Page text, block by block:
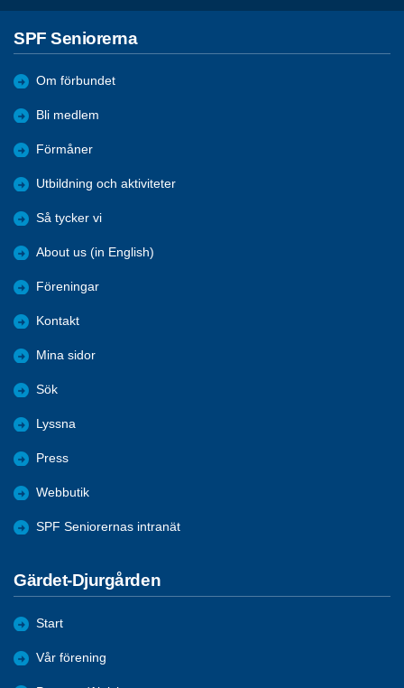
SPF Seniorerna
Om förbundet
Bli medlem
Förmåner
Utbildning och aktiviteter
Så tycker vi
About us (in English)
Föreningar
Kontakt
Mina sidor
Sök
Lyssna
Press
Webbutik
SPF Seniorernas intranät
Gärdet-Djurgården
Start
Vår förening